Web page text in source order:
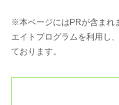
※本ページにはPRが含まれ
エイトプログラムを利用し
ております。